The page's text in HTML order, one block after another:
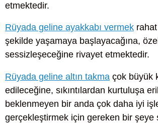
etmektedir.
Rüyada geline ayakkabı vermek
şekilde yaşamaya başlayacağına,
sessizleşeceğine rivayet etmektedir.
Rüyada geline altın takma çok büyük
edileceğine, sıkıntılardan kurtuluşa
beklenmeyen bir anda çok daha iyi
gerçekleştirmek için gereken bir şeye